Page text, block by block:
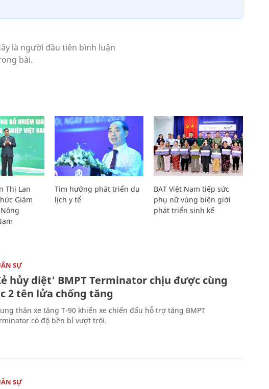
Thị Lan
Giám
Tìm hướng phát triển du
lịch y tế
BAT Việt Nam tiếp sức
phụ nữ vùng biên giới
phát triển sinh kế
SỰ
hủy diệt' BMPT Terminator chịu được cùng
2 tên lửa chống tăng
thân xe tăng T-90 khiến xe chiến đấu hỗ trợ tăng BMPT
có độ bền bỉ vượt trội.
SỰ